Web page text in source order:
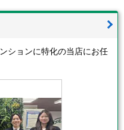
ションに特化の当店にお任